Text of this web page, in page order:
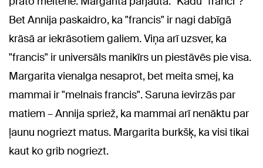
Bet Annija paskaidro, ka "francis" ir nagi dabīgā
krāsā ar iekrāsotiem galiem. Viņa arī uzsver, ka
"francis" ir universāls manikīrs un piestāvēs pie visa.
Margarita vienalga nesaprot, bet meita smej, ka
mammai ir "melnais francis". Saruna ievirzās par
matiem – Annija spriež, ka mammai arī nenāktu par
ļaunu nogriezt matus. Margarita burkšķ, ka visi tikai
kaut ko grib nogriezt.